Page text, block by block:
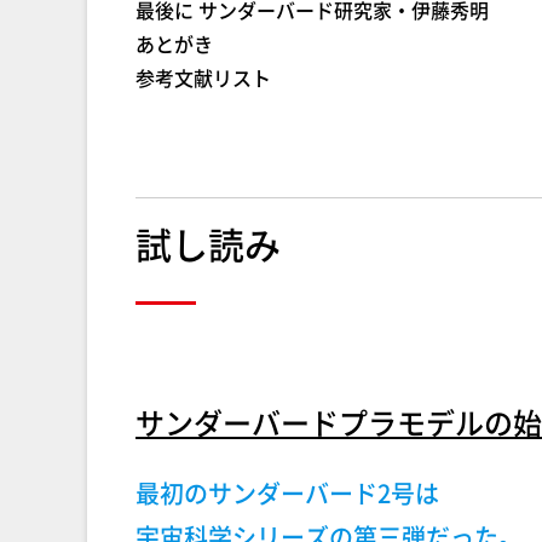
最後に サンダーバード研究家・伊藤秀明
あとがき
参考文献リスト
試し読み
サンダーバードプラモデルの
最初のサンダーバード2号は